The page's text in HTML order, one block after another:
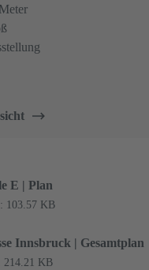
E | Plan
103.57 KB
Innsbruck | Gesamtplan
214.21 KB